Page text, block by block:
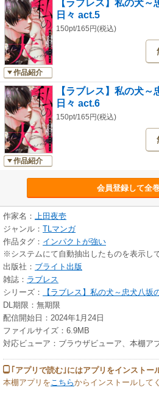
作品紹介
【ラブレス】私の犬
日々 act.5
150pt/165円(税込)
作品紹介
【ラブレス】私の犬
日々 act.6
150pt/165円(税込)
会員登録して全
作家名：
上田夜壱
ジャンル： TLマンガ
作品タグ： インパクトが強い
※システムにて自動抽出したものを表示し
出版社： ブライト出版
雑誌： ラブレス
シリーズ：
【ラブレス】私の犬～忠犬八坂
DL期限：無期限
配信開始日：2024年1月24日
ファイルサイズ：6.9MB
対応ビューア：ブラウザビューア、本棚ア
｢アプリで読む｣にはアプリをインストー
本棚アプリを こちらからインストールして